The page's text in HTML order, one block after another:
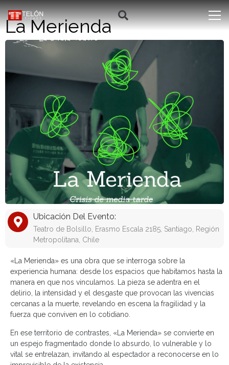
La Merienda
Ubicación Del Evento:
Teatro de Bolsillo, Erasmo Escala 2185, Santiago, Región
Metropolitana, Chile
«La Merienda» es una obra que se interroga sobre la
experiencia humana: desde los espacios que habitamos hasta la
manera en que nos vinculamos. La pieza se adentra en el
delirio, la intensidad y el desgaste que provocan las vivencias
cercanas a la muerte, revelando en escena la fragilidad y la
fuerza que conviven en lo cotidiano.
En ese territorio de contrastes, «La Merienda» se convierte en
un espejo fragmentado donde lo absurdo, lo vulnerable y lo
vital se entrelazan, invitando al espectador a reconocerse en lo